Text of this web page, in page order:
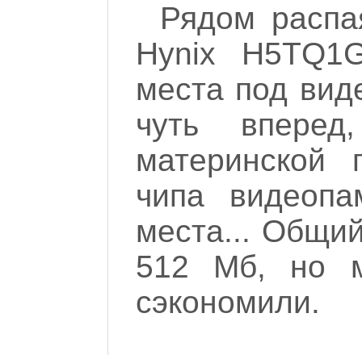
Рядом
Hynix
места под
чуть
чипа
места...
512 Мб, но
сэкономили.